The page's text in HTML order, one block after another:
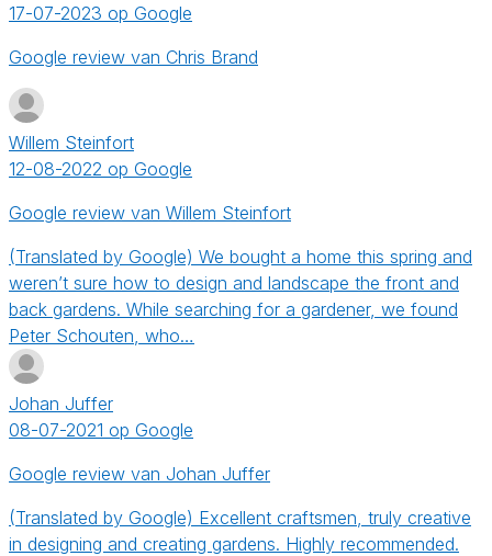
17-07-2023 op Google
Google review van Chris Brand
Willem Steinfort
12-08-2022 op Google
Google review van Willem Steinfort
(Translated by Google) We bought a home this spring and
weren’t sure how to design and landscape the front and
back gardens. While searching for a gardener, we found
Peter Schouten, who…
Johan Juffer
08-07-2021 op Google
Google review van Johan Juffer
(Translated by Google) Excellent craftsmen, truly creative
in designing and creating gardens. Highly recommended.